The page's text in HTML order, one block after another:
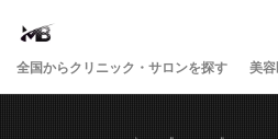
全国からクリニック・サロンを探す 美